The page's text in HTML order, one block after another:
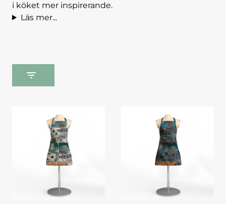
i köket mer inspirerande.
Läs mer...